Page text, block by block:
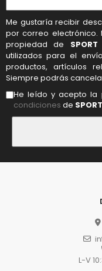
Me gustaría recibir
por correo electrónico.
propiedad de
utilizados para el
productos, artículos
Siempre podrás
He leído y acepto la
condiciones de
L-V